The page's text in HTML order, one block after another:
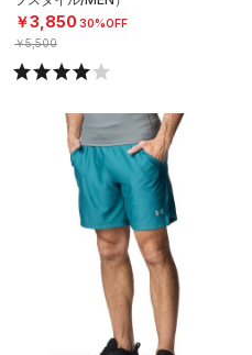
￥3,850 30%OFF
￥5,500